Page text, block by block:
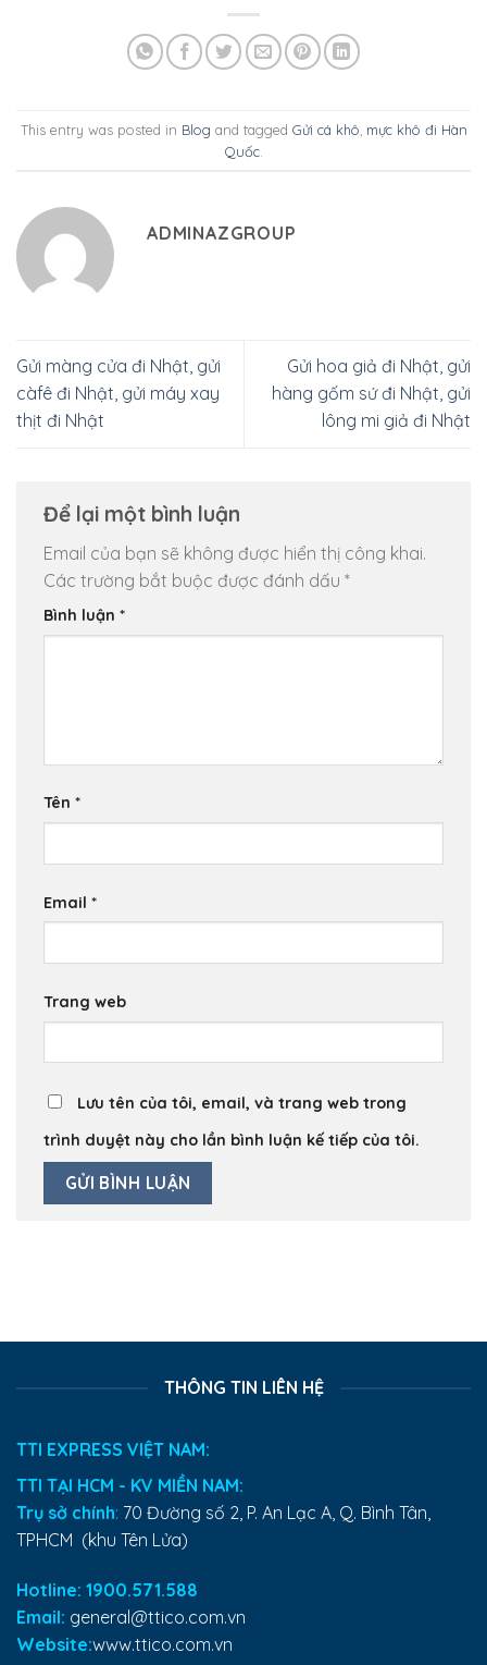
This entry was posted in Blog and tagged Gửi cá khô mực khô đi Hàn
Quốc.
ADMINAZGROUP
Gửi màng cửa đi Nhật, gửi
càfê đi Nhật, gửi máy xay
thịt đi Nhật
Gửi hoa giả đi Nhật, gửi
hàng gốm sứ đi Nhật, gửi
lông mi giả đi Nhật
Để lại một bình luận
Email của bạn sẽ không được hiển thị công khai.
Các trường bắt buộc được đánh dấu *
Bình luận *
Tên *
Email *
Trang web
Lưu tên của tôi, email, và trang web trong
trình duyệt này cho lần bình luận kế tiếp của tôi.
THÔNG TIN LIÊN HỆ
TTI EXPRESS VIỆT NAM:
TTI TẠI HCM - KV MIỀN NAM:
Trụ sở chính: 70 Đường số 2, P. An Lạc A, Q. Bình Tân,
TPHCM (khu Tên Lửa)
Hotline: 1900.571.588
Email: general@ttico.com.vn
Website:www.ttico.com.vn